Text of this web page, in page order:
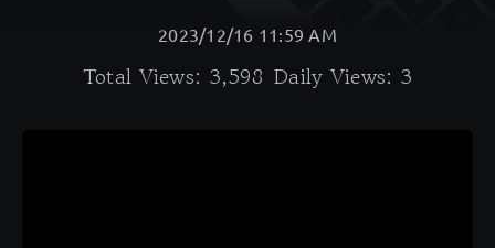
2023/12/16 11:59 AM
Total Views: 3,598 Daily Views: 3